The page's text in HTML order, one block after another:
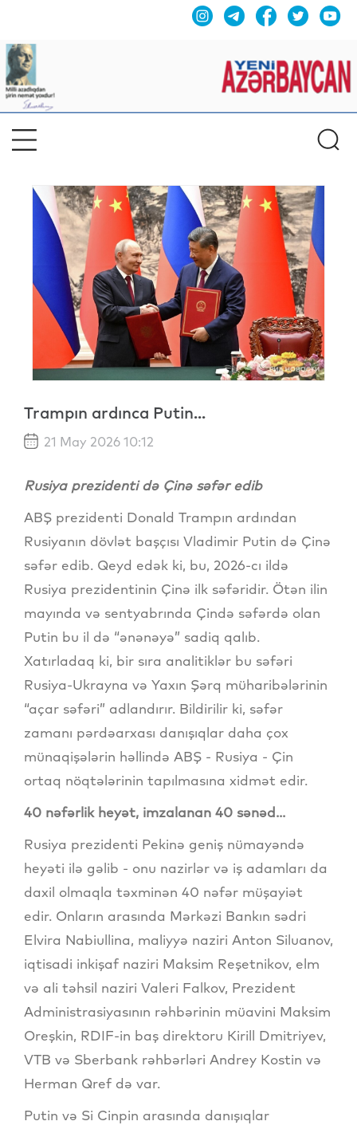
Trampın ardınca Putin...
21 May 2026 10:12
Rusiya prezidenti də Çinə səfər edib
ABŞ prezidenti Donald Trampın ardından
Rusiyanın dövlət başçısı Vladimir Putin də Çinə
səfər edib. Qeyd edək ki, bu, 2026-cı ildə
Rusiya prezidentinin Çinə ilk səfəridir. Ötən ilin
mayında və sentyabrında Çində səfərdə olan
Putin bu il də “ənənəyə” sadiq qalıb.
Xatırladaq ki, bir sıra analitiklər bu səfəri
Rusiya-Ukrayna və Yaxın Şərq müharibələrinin
“açar səfəri” adlandırır. Bildirilir ki, səfər
zamanı pərdəarxası danışıqlar daha çox
münaqişələrin həllində ABŞ - Rusiya - Çin
ortaq nöqtələrinin tapılmasına xidmət edir.
40 nəfərlik heyət, imzalanan 40 sənəd...
Rusiya prezidenti Pekinə geniş nümayəndə
heyəti ilə gəlib - onu nazirlər və iş adamları da
daxil olmaqla təxminən 40 nəfər müşayiət
edir. Onların arasında Mərkəzi Bankın sədri
Elvira Nabiullina, maliyyə naziri Anton Siluanov,
iqtisadi inkişaf naziri Maksim Reşetnikov, elm
və ali təhsil naziri Valeri Falkov, Prezident
Administrasiyasının rəhbərinin müavini Maksim
Oreşkin, RDIF-in baş direktoru Kirill Dmitriyev,
VTB və Sberbank rəhbərləri Andrey Kostin və
Herman Qref də var.
Putin və Si Cinpin arasında danışıqlar